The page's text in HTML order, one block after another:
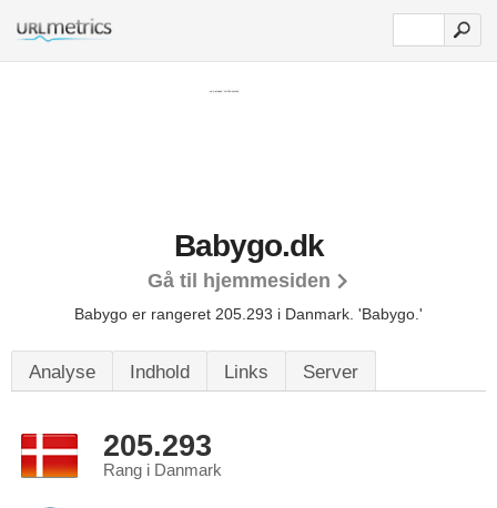
Babygo.dk
Gå til hjemmesiden
Babygo er rangeret 205.293 i Danmark. 'Babygo.'
Analyse Indhold Links Server
205.293
Rang i Danmark